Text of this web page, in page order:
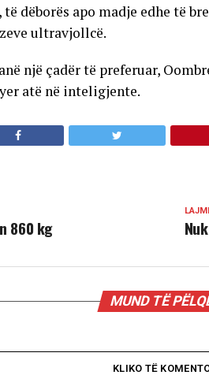
dëborës apo madje edhe të
ultravjollcë.
një çadër të preferuar,
atë në inteligjente.
860 kg
MUND TË
KLIKO TË